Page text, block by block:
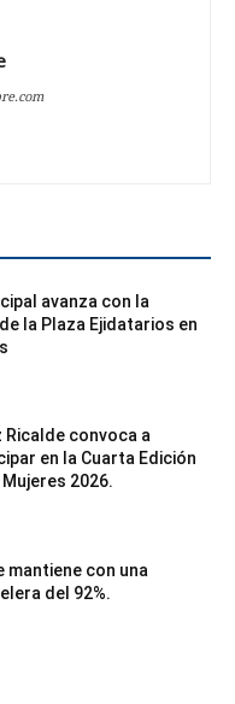
avanza con la
la Plaza Ejidatarios en
Ricalde convoca a
en la Cuarta Edición
2026.
mantiene con una
del 92%.